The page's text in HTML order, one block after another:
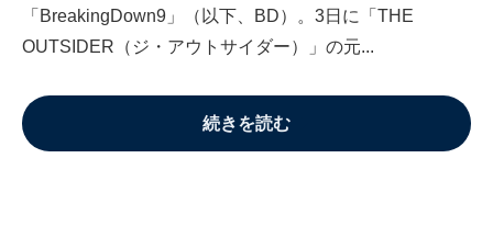
「BreakingDown9」（以下、BD）。3日に「THE
OUTSIDER（ジ・アウトサイダー）」の元...
続きを読む